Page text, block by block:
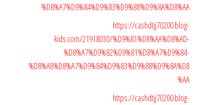
%D8%A7%D9%84%D9%83%D9%88%D9%8A%D8%AA
https://cashdtjj70200.blog-
kids.com/21918030/%D9%81%D8%AA%D8%AD-
%D8%A7%D9%82%D9%81%D8%A7%D9%84-
%D8%A8%D8%A7%D9%84%D9%83%D9%88%D9%8A%D8
%AA
https://cashdtjj70200.blog-